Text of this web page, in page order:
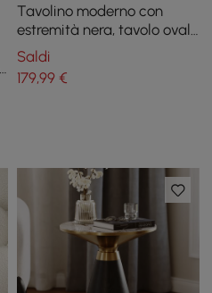
Tavolino moderno con
estremità nera, tavolo ovale
con accento in metallo,
portariviste, tavolino da
divano
Saldi
179,99€